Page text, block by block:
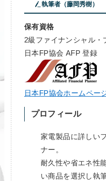
執筆者（藤岡秀樹）
保有資格
2級ファイナンシャル・
日本FP協会 AFP 登録
日本FP協会ホームペー
プロフィール
家電製品に詳しい
ナー。
耐久性や省エネ性
い商品を選択し執